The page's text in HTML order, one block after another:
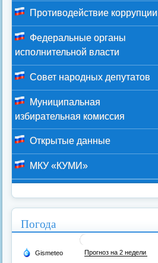
Противодействие коррупции
Федеральные органы
исполнительной власти
Совет народных депутатов
Муниципальная
избирательная комиссия
Открытые данные
МКУ «КУМИ»
Погода